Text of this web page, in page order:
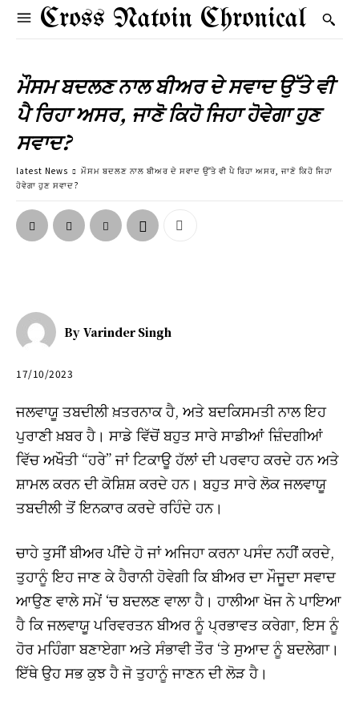
Cross Natoin Chronical
ਮੌਸਮ ਬਦਲਣ ਨਾਲ ਬੀਅਰ ਦੇ ਸਵਾਦ ਉੱਤੇ ਵੀ
ਪੈ ਰਿਹਾ ਅਸਰ, ਜਾਣੋ ਕਿਹੋ ਜਿਹਾ ਹੋਵੇਗਾ ਹੁਣ
ਸਵਾਦ?
latest News
ਮੌਸਮ ਬਦਲਣ ਨਾਲ ਬੀਅਰ ਦੇ ਸਵਾਦ ਉੱਤੇ ਵੀ ਪੈ ਰਿਹਾ ਅਸਰ, ਜਾਣੋ ਕਿਹੋ ਜਿਹਾ
ਹੋਵੇਗਾ ਹੁਣ ਸਵਾਦ?
By Varinder Singh
17/10/2023
ਜਲਵਾਯੂ ਤਬਦੀਲੀ ਖ਼ਤਰਨਾਕ ਹੈ, ਅਤੇ ਬਦਕਿਸਮਤੀ ਨਾਲ ਇਹ
ਪੁਰਾਣੀ ਖ਼ਬਰ ਹੈ। ਸਾਡੇ ਵਿੱਚੋਂ ਬਹੁਤ ਸਾਰੇ ਸਾਡੀਆਂ ਜ਼ਿੰਦਗੀਆਂ
ਵਿੱਚ ਅਖੌਤੀ “ਹਰੇ” ਜਾਂ ਟਿਕਾਊ ਹੱਲਾਂ ਦੀ ਪਰਵਾਹ ਕਰਦੇ ਹਨ ਅਤੇ
ਸ਼ਾਮਲ ਕਰਨ ਦੀ ਕੋਸ਼ਿਸ਼ ਕਰਦੇ ਹਨ। ਬਹੁਤ ਸਾਰੇ ਲੋਕ ਜਲਵਾਯੂ
ਤਬਦੀਲੀ ਤੋਂ ਇਨਕਾਰ ਕਰਦੇ ਰਹਿੰਦੇ ਹਨ।
ਚਾਹੇ ਤੁਸੀਂ ਬੀਅਰ ਪੀਂਦੇ ਹੋ ਜਾਂ ਅਜਿਹਾ ਕਰਨਾ ਪਸੰਦ ਨਹੀਂ ਕਰਦੇ,
ਤੁਹਾਨੂੰ ਇਹ ਜਾਣ ਕੇ ਹੈਰਾਨੀ ਹੋਵੇਗੀ ਕਿ ਬੀਅਰ ਦਾ ਮੌਜੂਦਾ ਸਵਾਦ
ਆਉਣ ਵਾਲੇ ਸਮੇਂ ‘ਚ ਬਦਲਣ ਵਾਲਾ ਹੈ। ਹਾਲੀਆ ਖੋਜ ਨੇ ਪਾਇਆ
ਹੈ ਕਿ ਜਲਵਾਯੂ ਪਰਿਵਰਤਨ ਬੀਅਰ ਨੂੰ ਪ੍ਰਭਾਵਤ ਕਰੇਗਾ, ਇਸ ਨੂੰ
ਹੋਰ ਮਹਿੰਗਾ ਬਣਾਏਗਾ ਅਤੇ ਸੰਭਾਵੀ ਤੌਰ ‘ਤੇ ਸੁਆਦ ਨੂੰ ਬਦਲੇਗਾ।
ਇੱਥੇ ਉਹ ਸਭ ਕੁਝ ਹੈ ਜੋ ਤੁਹਾਨੂੰ ਜਾਣਨ ਦੀ ਲੋੜ ਹੈ।